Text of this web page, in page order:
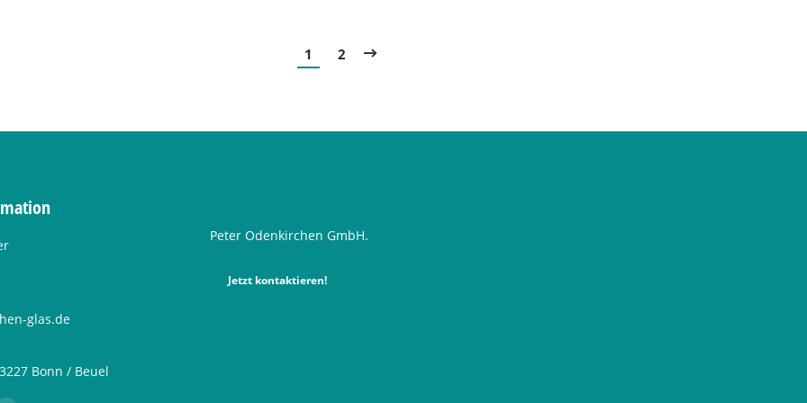
1 2
glas.de
Bonn / Beuel
Peter Odenkirchen GmbH.
Jetzt kontaktieren!